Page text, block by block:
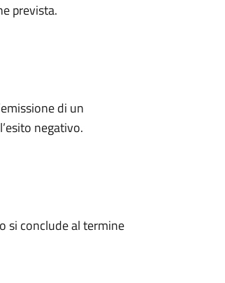
prevista.
di un
negativo.
si conclude al termine